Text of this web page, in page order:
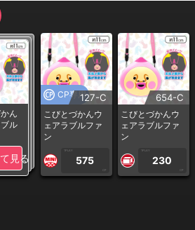
ん
ル
見る
CP専用127-C
こびとづかんウ
ェアラブルファ
ン
1PLAY
575
CP
654-C
こびとづかんウ
ェアラブルファ
ン
1PLAY
230
CP